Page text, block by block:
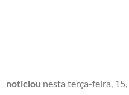
noticiou nesta terça-feira,